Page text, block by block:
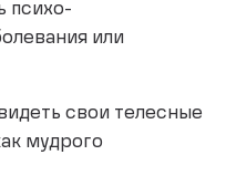
психо-
или
свои телесные
мудрого